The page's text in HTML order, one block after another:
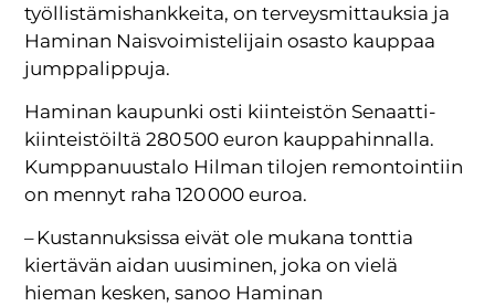
työllistämishankkeita, on terveysmittauksia ja
Haminan Naisvoimistelijain osasto kauppaa
jumppalippuja.
Haminan kaupunki osti kiinteistön Senaatti-
kiinteistöiltä 280 500 euron kauppahinnalla.
Kumppanuustalo Hilman tilojen remontointiin
on mennyt raha 120 000 euroa.
– Kustannuksissa eivät ole mukana tonttia
kiertävän aidan uusiminen, joka on vielä
hieman kesken, sanoo Haminan